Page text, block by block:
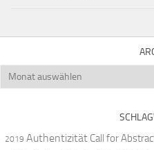
Archiv
2019 Authentizität Call for